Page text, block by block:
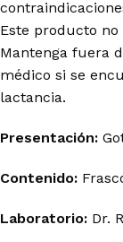
Este producto
Mantenga fuera
médico si se
lactancia.
Presentación:
Contenido:
Laboratorio: Dr.